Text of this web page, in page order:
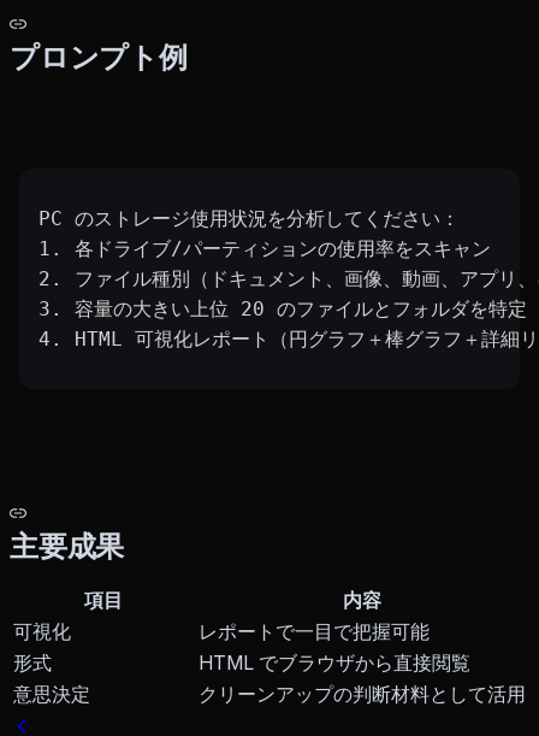
プロンプト例
PC のストレージ使用状況を分析してください：
1. 各ドライブ/パーティションの使用率をスキャン
2. ファイル種別（ドキュメント、画像、動画、アプリ
3. 容量の大きい上位 20 のファイルとフォルダを特定
4. HTML 可視化レポート（円グラフ＋棒グラフ＋詳細
主要成果
項目
内容
可視化
レポートで一目で把握可能
形式
HTML でブラウザから直接閲覧
意思決定
クリーンアップの判断材料として活用